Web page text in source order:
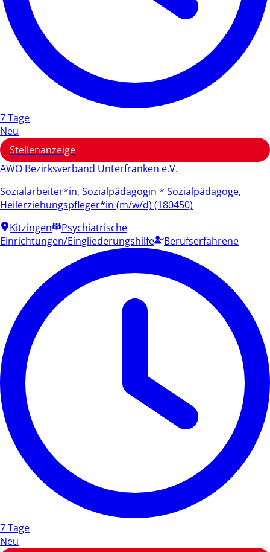
7 Tage
Neu
Stellenanzeige
AWO Bezirksverband Unterfranken e.V.
Sozialarbeiter*in, Sozialpädagogin * Sozialpädagoge,
Heilerziehungspfleger*in (m/w/d) (180450)
Kitzingen
Psychiatrische
Einrichtungen/Eingliederungshilfe
Berufserfahrene
7 Tage
Neu